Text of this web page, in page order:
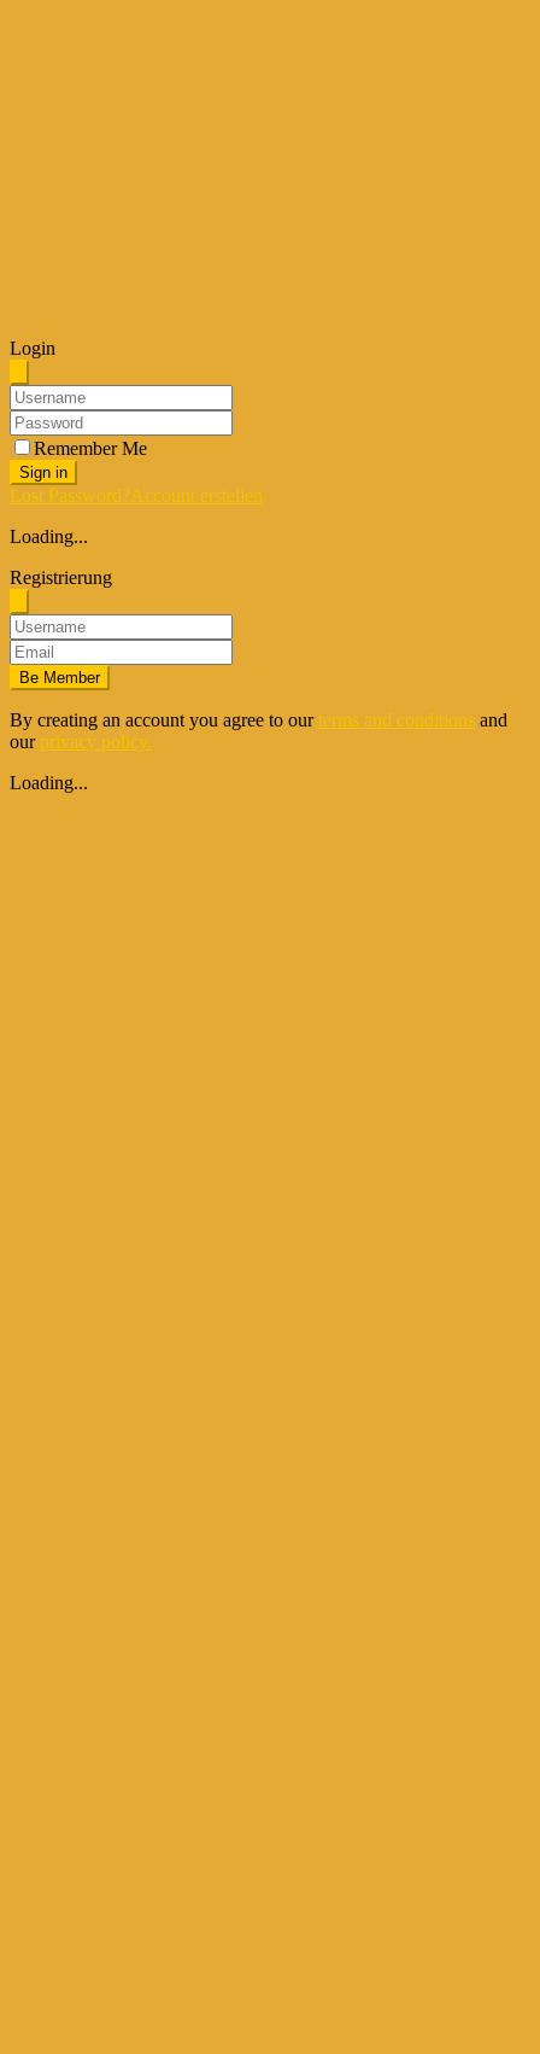
Login
Remember Me
Sign in
Lost Password?Account erstellen
Loading...
Registrierung
Be Member
By creating an account you agree to our terms and conditions and
our privacy policy.
Loading...